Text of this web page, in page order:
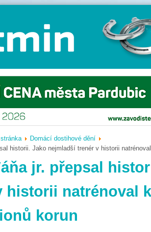
Domácí dostihové dění
historii. Jako nejmladší trenér v historii
jr. přepsal
historii natrénoval
korun